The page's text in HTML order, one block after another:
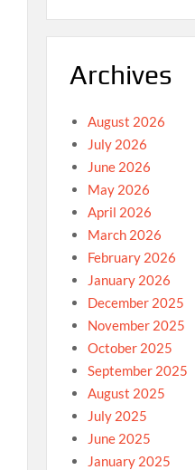
Archives
August 2026
July 2026
June 2026
May 2026
April 2026
March 2026
February 2026
January 2026
December 2025
November 2025
October 2025
September 2025
August 2025
July 2025
June 2025
January 2025